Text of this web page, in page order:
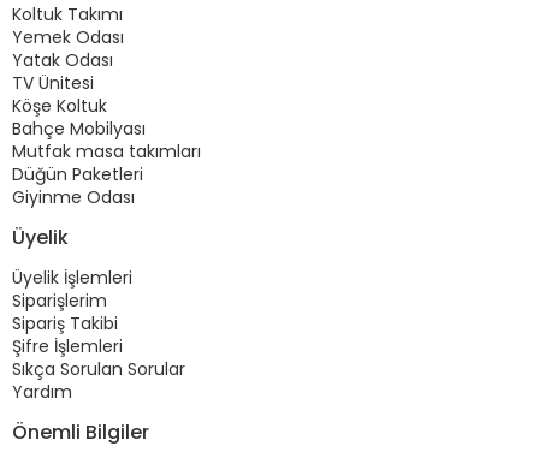
Koltuk Takımı
Yemek Odası
Yatak Odası
TV Ünitesi
Köşe Koltuk
Bahçe Mobilyası
Mutfak masa takımları
Düğün Paketleri
Giyinme Odası
Üyelik
Üyelik İşlemleri
Siparişlerim
Sipariş Takibi
Şifre İşlemleri
Sıkça Sorulan Sorular
Yardım
Önemli Bilgiler